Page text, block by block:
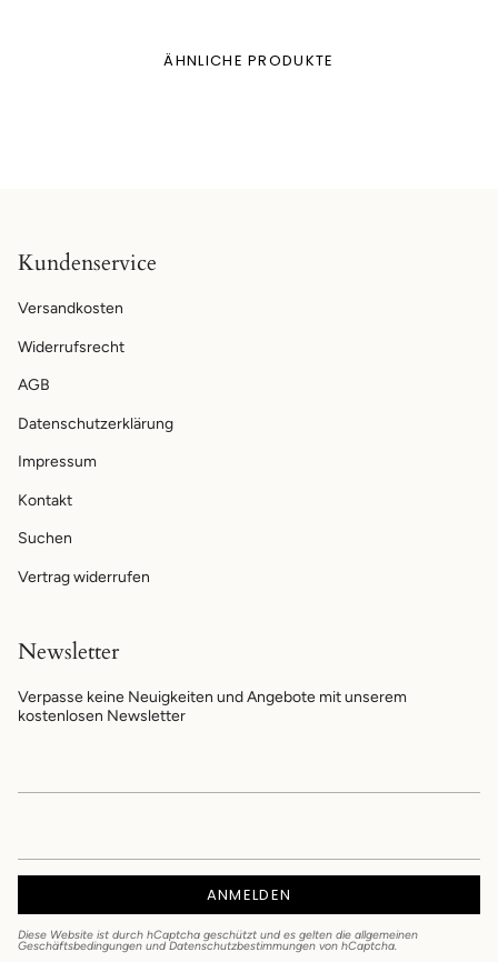
ÄHNLICHE PRODUKTE
Kundenservice
Versandkosten
Widerrufsrecht
AGB
Datenschutzerklärung
Impressum
Kontakt
Suchen
Vertrag widerrufen
Newsletter
Verpasse keine Neuigkeiten und Angebote mit unserem
kostenlosen Newsletter
ANMELDEN
Diese Website ist durch hCaptcha geschützt und es gelten die allgemeinen
Geschäftsbedingungen und Datenschutzbestimmungen von hCaptcha.